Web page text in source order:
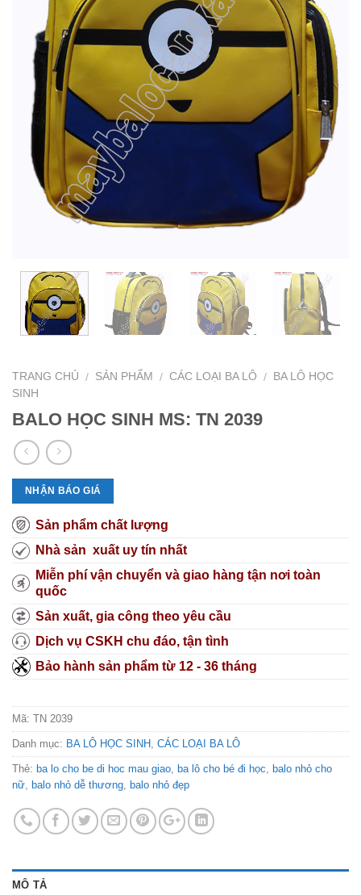
TRANG CHỦ / SẢN PHẨM / CÁC LOẠI BA LÔ /
BA LÔ HỌC
SINH
BALO HỌC SINH MS: TN 2039
NHẬN BÁO GIÁ
Sản phẩm chất lượng
Nhà sản xuất uy tín nhất
Miễn phí vận chuyển và giao hàng tận nơi toàn
quốc
Sản xuất, gia công theo yêu cầu
Dịch vụ CSKH chu đáo, tận tình
Bảo hành sản phẩm từ 12 - 36 tháng
Mã: TN 2039
Danh mục: BA LÔ HỌC SINH CÁC LOẠI BA LÔ
Thẻ: ba lo cho be di hoc mau giao ba lô cho bé đi học
balo nhỏ cho
nữ
balo nhỏ dễ thương balo nhỏ đẹp
MÔ TẢ